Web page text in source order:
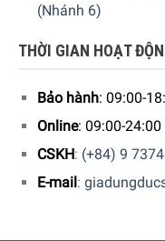
(Nhánh 6)
THỜI GIAN HOẠT
Bảo hành: 09:00-
Online: 09:00-24:00
CSKH: (+84) 9
E-mail :